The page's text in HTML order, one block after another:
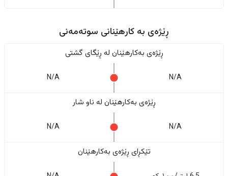
ڕێژەى به کارهێنانی سوتەمەنی
ڕێژەى بەکارهێنان له ڕێگای گشتی
N/A
N/A
ڕێژەى بەکارهێنان له ناو شار
N/A
N/A
تێکڕای ڕێژەى بەکارهێنان